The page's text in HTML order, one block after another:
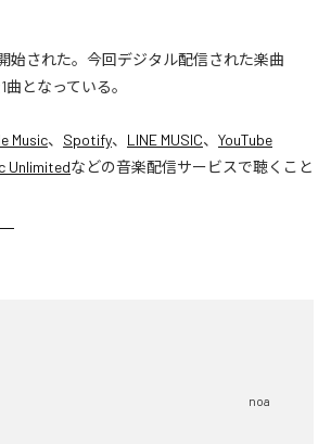
始された。今回デジタル配信された楽曲
曲となっている。
Music、 Spotify、 LINE MUSIC、 YouTube
Unlimitedなどの音楽配信サービスで聴くこと
noa